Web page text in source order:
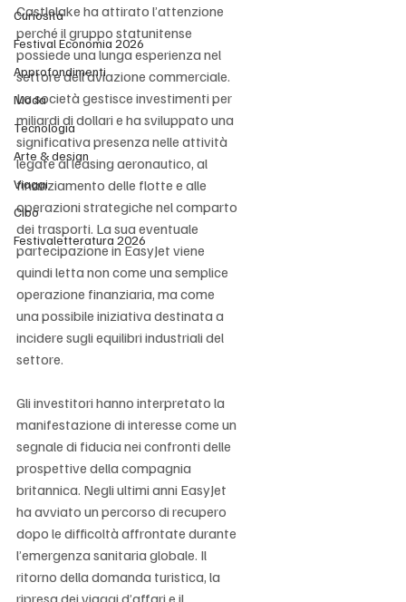
Curiosità
Festival Economia 2026
Approfondimenti
Moda
Tecnologia
Arte & design
Viaggi
Cibo
Festivaletteratura 2026
Castlelake ha attirato l’attenzione
perché il gruppo statunitense
possiede una lunga esperienza nel
settore dell’aviazione commerciale.
La società gestisce investimenti per
miliardi di dollari e ha sviluppato una
significativa presenza nelle attività
legate al leasing aeronautico, al
finanziamento delle flotte e alle
operazioni strategiche nel comparto
dei trasporti. La sua eventuale
partecipazione in EasyJet viene
quindi letta non come una semplice
operazione finanziaria, ma come
una possibile iniziativa destinata a
incidere sugli equilibri industriali del
settore.
Gli investitori hanno interpretato la
manifestazione di interesse come un
segnale di fiducia nei confronti delle
prospettive della compagnia
britannica. Negli ultimi anni EasyJet
ha avviato un percorso di recupero
dopo le difficoltà affrontate durante
l’emergenza sanitaria globale. Il
ritorno della domanda turistica, la
ripresa dei viaggi d’affari e il